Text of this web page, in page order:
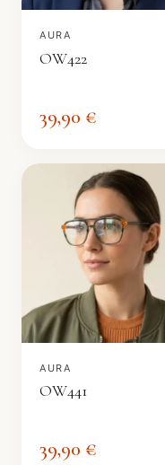
AURA
OW422
39,90 €
AURA
OW441
39,90 €